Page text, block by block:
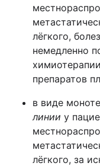
лёгкого,
немедленно
препаратов
в виде
линии у
лёгкого, за